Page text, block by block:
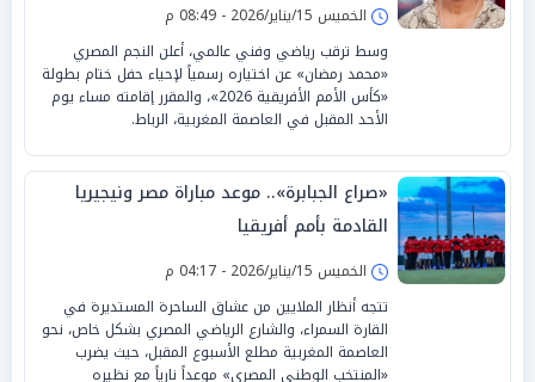
الخميس 15/يناير/2026 - 08:49 م
وسط ترقب رياضي وفني عالمي، أعلن النجم المصري
«محمد رمضان» عن اختياره رسمياً لإحياء حفل ختام بطولة
«كأس الأمم الأفريقية 2026»، والمقرر إقامته مساء يوم
الأحد المقبل في العاصمة المغربية، الرباط.
«صراع الجبابرة».. موعد مباراة مصر ونيجيريا
القادمة بأمم أفريقيا
الخميس 15/يناير/2026 - 04:17 م
تتجه أنظار الملايين من عشاق الساحرة المستديرة في
القارة السمراء، والشارع الرياضي المصري بشكل خاص، نحو
العاصمة المغربية مطلع الأسبوع المقبل، حيث يضرب
«المنتخب الوطني المصري» موعداً نارياً مع نظيره